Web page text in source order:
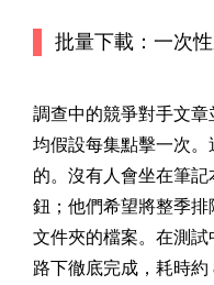
批量下載：一次
調查中的競爭對手文
均假設每集點擊一次
的。沒有人會坐在筆
鈕；他們希望將整季
文件夾的檔案。在測試
路下徹底完成，耗時